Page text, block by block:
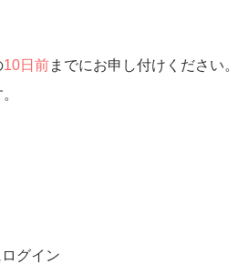
10日前までにお申し付けください
グイン